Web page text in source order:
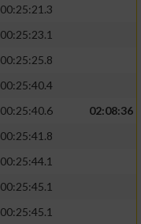
00:25:21.3
00:25:23.1
00:25:25.8
00:25:40.4
00:25:40.6
02:08:36
00:25:41.8
00:25:44.1
00:25:45.1
00:25:45.1